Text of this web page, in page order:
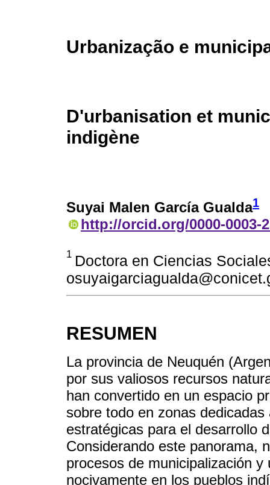
Urbanização e
D'urbanisation et
indigène
Suyai Malen García Gualda1
http://orcid.org/0000-0003-
1 Doctora en Ciencias
RESUMEN
La provincia de Neuquén
por sus valiosos recursos
han convertido en un espacio
sobre todo en zonas
estratégicas para el desarrollo
Considerando este panorama,
procesos de municipalización
nocivamente en los pueblos